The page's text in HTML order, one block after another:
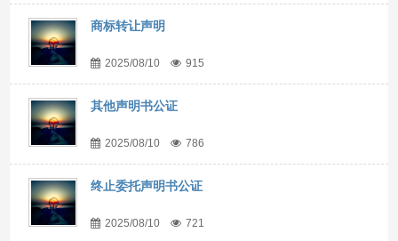
商标转让声明
2025/08/10 915
其他声明书公证
2025/08/10 786
终止委托声明书公证
2025/08/10 721